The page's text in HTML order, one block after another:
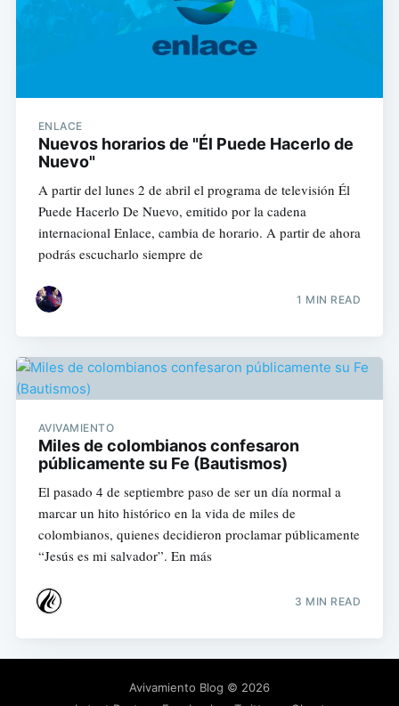
ENLACE
Nuevos horarios de "Él Puede Hacerlo de
Nuevo"
A partir del lunes 2 de abril el programa de televisión Él
Puede Hacerlo De Nuevo, emitido por la cadena
internacional Enlace, cambia de horario. A partir de ahora
podrás escucharlo siempre de
1 MIN READ
AVIVAMIENTO
Miles de colombianos confesaron
públicamente su Fe (Bautismos)
El pasado 4 de septiembre paso de ser un día normal a
marcar un hito histórico en la vida de miles de
colombianos, quienes decidieron proclamar públicamente
“Jesús es mi salvador”. En más
3 MIN READ
Avivamiento Blog © 2026